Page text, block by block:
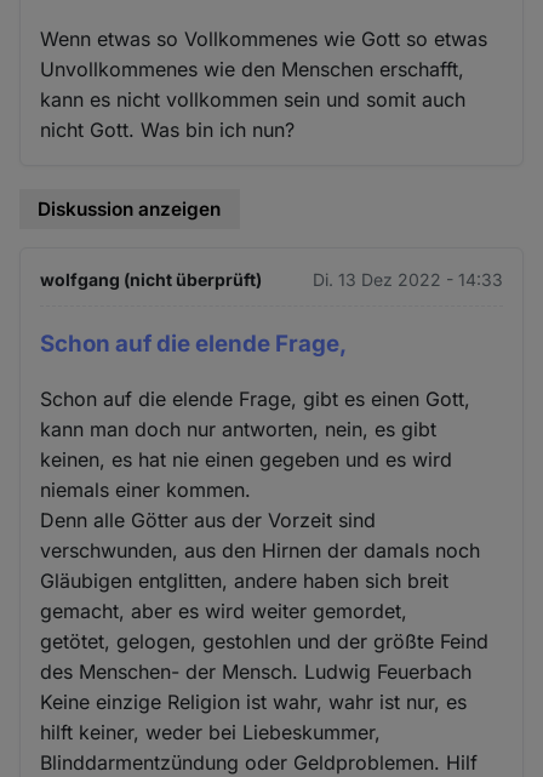
Wenn etwas so Vollkommenes wie Gott so etwas
Unvollkommenes wie den Menschen erschafft,
kann es nicht vollkommen sein und somit auch
nicht Gott. Was bin ich nun?
Diskussion anzeigen
wolfgang (nicht überprüft) Di. 13 Dez 2022 - 14:33
Schon auf die elende Frage,
Schon auf die elende Frage, gibt es einen Gott,
kann man doch nur antworten, nein, es gibt
keinen, es hat nie einen gegeben und es wird
niemals einer kommen.
Denn alle Götter aus der Vorzeit sind
verschwunden, aus den Hirnen der damals noch
Gläubigen entglitten, andere haben sich breit
gemacht, aber es wird weiter gemordet,
getötet, gelogen, gestohlen und der größte Feind
des Menschen- der Mensch. Ludwig Feuerbach
Keine einzige Religion ist wahr, wahr ist nur, es
hilft keiner, weder bei Liebeskummer,
Blinddarmentzündung oder Geldproblemen. Hilf